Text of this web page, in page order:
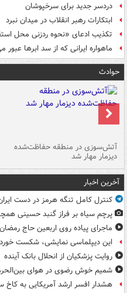
دردسر جدید برای سرخپوشان
ابتکارات رهبر انقلاب در میدان نبرد
تکذیب ادعای «نحوه ردزنی محل
ماهواره ایرانی که از سد ابرها عبور
حوادث
آتش‌سوزی در منطقه حفاظت‌شده
دیزمار مهار شد
آخرین اخبار
کنترل کامل تنگه هرمز در دست
پرچم سیاه بر فراز گنبد حسینی
ماجرای پیاده روی اربعین حاج رمضان
این دیپلماسی نمایشی، شکست
روایت پزشکیان از انحلال بانک آینده
شمیم خوش رضوی در هوای
هشدار افسر ارشد آمریکایی به کاخ